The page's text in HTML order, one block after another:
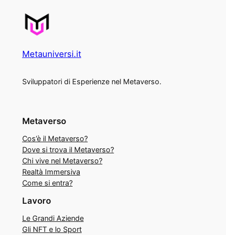
Metauniversi.it
Sviluppatori di Esperienze nel Metaverso.
Metaverso
Cos’è il Metaverso?
Dove si trova il Metaverso?
Chi vive nel Metaverso?
Realtà Immersiva
Come si entra?
Lavoro
Le Grandi Aziende
Gli NFT e lo Sport